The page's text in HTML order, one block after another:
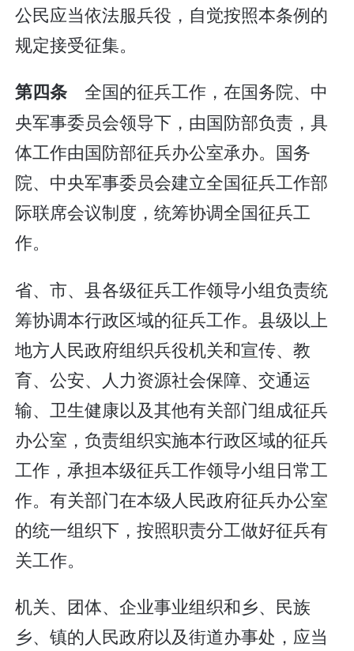
公民应当依法服兵役，自觉按照本条例的
规定接受征集。
第四条 全国的征兵工作，在国务院、中
央军事委员会领导下，由国防部负责，具
体工作由国防部征兵办公室承办。国务
院、中央军事委员会建立全国征兵工作部
际联席会议制度，统筹协调全国征兵工
作。
省、市、县各级征兵工作领导小组负责统
筹协调本行政区域的征兵工作。县级以上
地方人民政府组织兵役机关和宣传、教
育、公安、人力资源社会保障、交通运
输、卫生健康以及其他有关部门组成征兵
办公室，负责组织实施本行政区域的征兵
工作，承担本级征兵工作领导小组日常工
作。有关部门在本级人民政府征兵办公室
的统一组织下，按照职责分工做好征兵有
关工作。
机关、团体、企业事业组织和乡、民族
乡、镇的人民政府以及街道办事处，应当